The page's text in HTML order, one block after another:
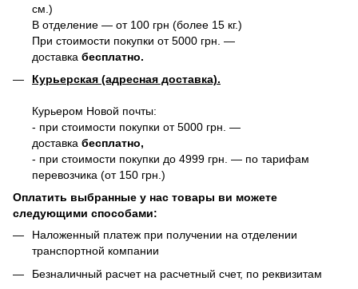
см.)
В отделение — от 100 грн (более 15 кг.)
При стоимости покупки от 5000 грн. —
доставка бесплатно.
Курьерская (адресная доставка).
Курьером Новой почты:
- при стоимости покупки от 5000 грн. —
доставка бесплатно,
- при стоимости покупки до 4999 грн. — по тарифам
перевозчика (от 150 грн.)
Оплатить выбранные у нас товары ви можете
следующими способами:
Наложенный платеж при получении на отделении
транспортной компании
Безналичный расчет на расчетный счет, по реквизитам